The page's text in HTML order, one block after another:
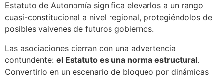
Estatuto de Autonomía significa elevarlos a un rango
cuasi-constitucional a nivel regional, protegiéndolos de
posibles vaivenes de futuros gobiernos.
Las asociaciones cierran con una advertencia
contundente: el Estatuto es una norma estructural.
Convertirlo en un escenario de bloqueo por dinámicas